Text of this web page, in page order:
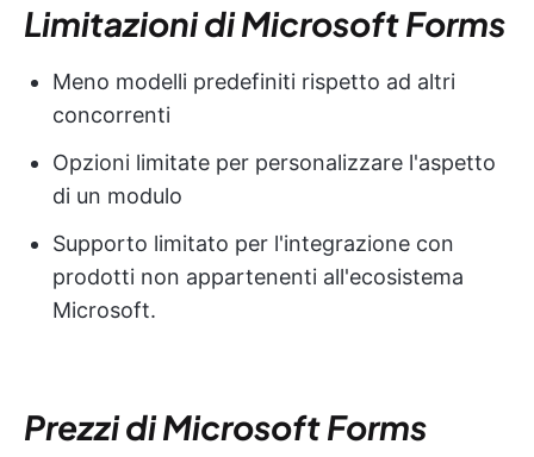
Limitazioni di Microsoft Forms
Meno modelli predefiniti rispetto ad altri
concorrenti
Opzioni limitate per personalizzare l'aspetto
di un modulo
Supporto limitato per l'integrazione con
prodotti non appartenenti all'ecosistema
Microsoft.
Prezzi di Microsoft Forms